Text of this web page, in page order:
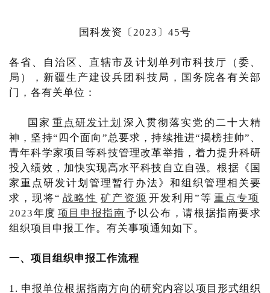
国科发资〔2023〕45号
各省、自治区、直辖市及计划单列市科技厅（委、
局），新疆生产建设兵团科技局，国务院各有关部
门，各有关单位：
国家 重点研发计划 深入贯彻落实党的二十大精
神，坚持“四个面向”总要求，持续推进“揭榜挂帅”、
青年科学家项目等科技管理改革举措，着力提升科研
投入绩效，加快实现高水平科技自立自强。根据《国
家重点研发计划管理暂行办法》和组织管理相关要
求，现将“ 战略性 矿产资源 开发利用”等 重点专项
2023年度 项目申报指南 予以公布，请根据指南要求
组织项目申报工作。有关事项通知如下。
一、项目组织申报工作流程
1. 申报单位根据指南方向的研究内容以项目形式组织